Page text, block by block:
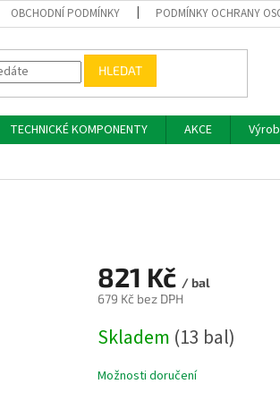
OBCHODNÍ PODMÍNKY PODMÍNKY OCHRANY
HLEDAT
TECHNICKÉ KOMPONENTY AKCE
821 Kč / bal
679 Kč bez DPH
cena:
Skladem (13 bal)
Možnosti doručení